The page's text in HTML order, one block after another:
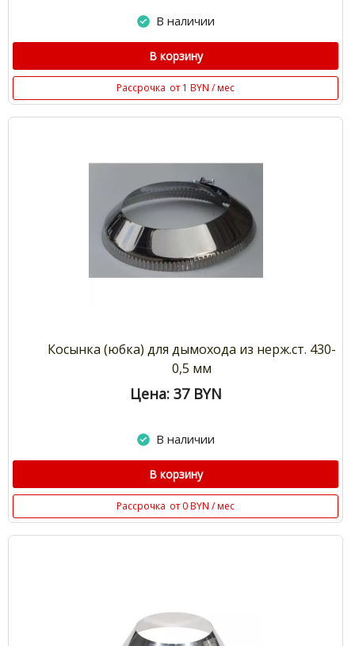
В наличии
В корзину
Рассрочка от 1 BYN / мес
Косынка (юбка) для дымохода из нерж.ст. 430-
0,5 мм
Цена: 37 BYN
В наличии
В корзину
Рассрочка от 0 BYN / мес